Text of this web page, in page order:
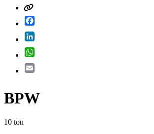
BPW
10 ton